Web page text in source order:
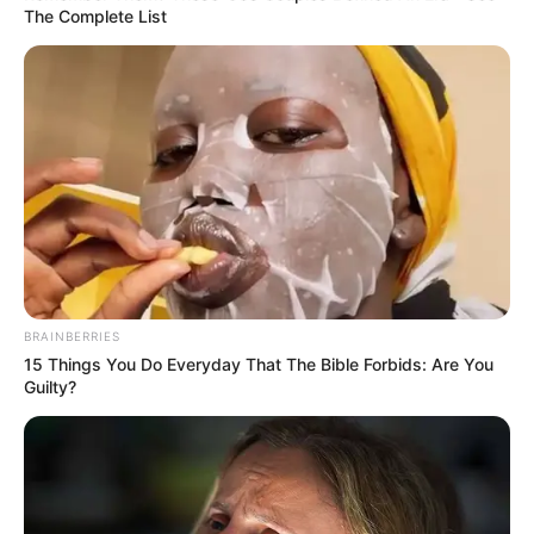
Tener la tarjeta TuLlave activa y personalizada.
COMPARTIR
ALERTA BOGOTÁ EN GOOGLE NEWS
TEMAS RELACIONADOS
TARJETA TU LLAVE SITP
TRANSMILENIO
SUBSIDIO DE TRANSPORTE
MANTÉNGASE EN ALERTA
Tenemos todas las noticias que le
interesan. Para estar bien informado, por
favor, active las notificaciones de Alerta.
The Complete List
BRAINBERRIES
15 Things You Do Everyday That The Bible Forbids: Are You
Guilty?